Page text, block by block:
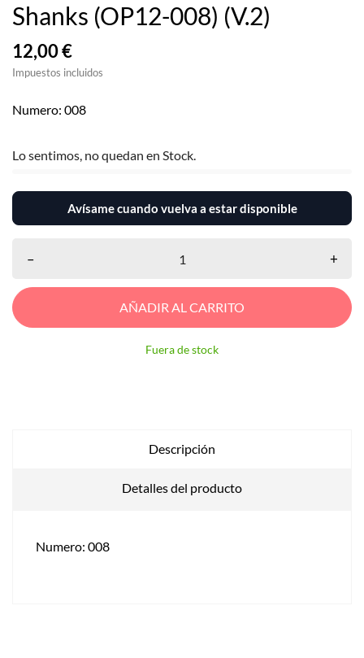
Shanks (OP12-008) (V.2)
12,00 €
Impuestos incluidos
Numero: 008
Lo sentimos, no quedan en Stock.
Avísame cuando vuelva a estar disponible
– +
AÑADIR AL CARRITO
Fuera de stock
Descripción
Detalles del producto
Numero: 008